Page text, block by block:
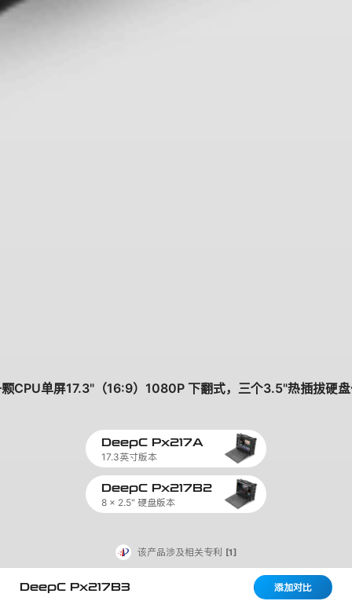
CPU单屏17.3"（16:9）1080P 下翻式，三个3.5"热插拔硬
DeepC Px217A
17.3英寸版本
DeepC Px217B2
8 x 2.5" 硬盘版本
该产品涉及相关专利 [1]
DeepC Px217B3 添加对比